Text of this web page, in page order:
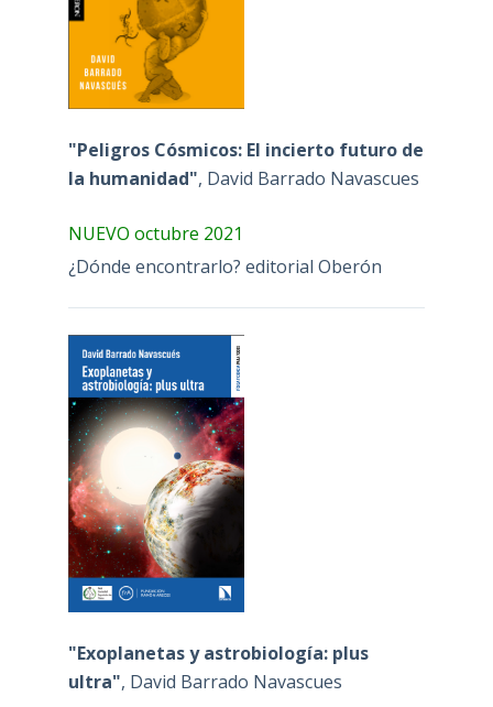
"Peligros Cósmicos: El incierto futuro de
la humanidad", David Barrado Navascues
NUEVO octubre 2021
¿Dónde encontrarlo? editorial Oberón
"Exoplanetas y astrobiología: plus
ultra", David Barrado Navascues